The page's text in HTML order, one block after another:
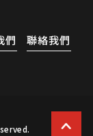
們 聯絡我們